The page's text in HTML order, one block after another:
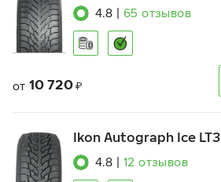
4.8 65 отзывов
от 10 720 ₽
Ikon Autograph Ice LT3
4.8 12 отзывов